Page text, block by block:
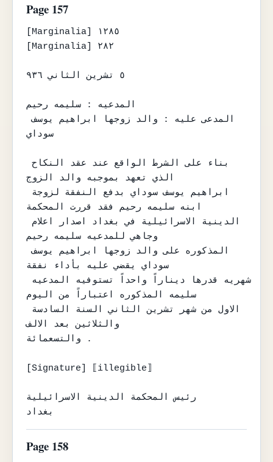
Page 157
[Marginalia] ١٢٨٥
[Marginalia] ٢٨٢
٥ تشرين الثاني ٩٣٦
المدعيه : سليمه رحيم
المدعى عليه : والد زوجها ابراهيم يوسف
سوداي
بناء على الشرط الواقع عند عقد النكاح
الذي تعهد بموجبه والد الزوج
ابنه سليمه رحيم فقد قررت المحكمة
وجاهي للمدعيه سليمه رحيم
المذكوره على والد زوجها ابراهيم يوسف
سوداي يقضي عليه بأداء نفقة
سليمه المذكوره اعتباراً من اليوم
والثلاثين بعد الالف
والتسعمائة .
[Signature] ⟦illegible⟧
رئيس المحكمة الدينية الاسرائيلية
بغداد
Page 158